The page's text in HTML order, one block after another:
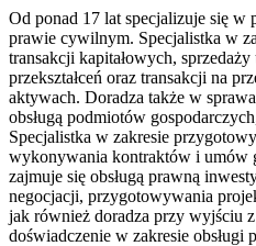
Od ponad 17 lat specjalizuje się w
prawie cywilnym. Specjalistka w
transakcji kapitałowych,
przekształceń oraz transakcji na
aktywach. Doradza także w
obsługą podmiotów
Specjalistka w zakresie
wykonywania kontraktów i umów
zajmuje się obsługą prawną
negocjacji, przygotowywania
jak również doradza przy wyjściu
doświadczenie w zakresie obsługi